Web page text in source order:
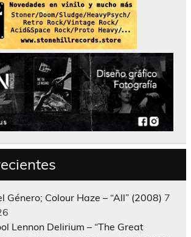
Género; Colour Haze – “All” (2008) 7
Lennon Delirium – “The Great